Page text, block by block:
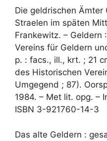
Die geldrischen Ämter
Straelen im späten
Frankewitz. – Geldern
Vereins für Geldern
p. : facs., ill., krt. ; 21
des Historischen
Umgegend ; 87).
1984. – Met lit. opg. –
ISBN 3-921760-14-3
Das alte Geldern :